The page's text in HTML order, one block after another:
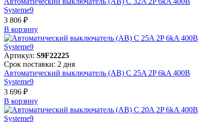
Systeme9
3 806 ₽
В корзинy
Артикул: S9F22225
Срок поставки: 2 дня
Автоматический выключатель (АВ) C 25A 2P 6kA 400В
Systeme9
3 696 ₽
В корзинy